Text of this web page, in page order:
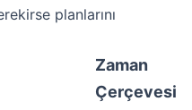
planlarını
Zaman
Çerçevesi